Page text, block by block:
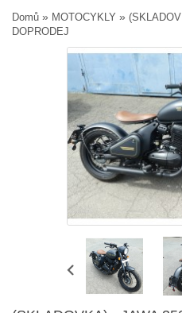
Domů » MOTOCYKLY »
DOPRODEJ